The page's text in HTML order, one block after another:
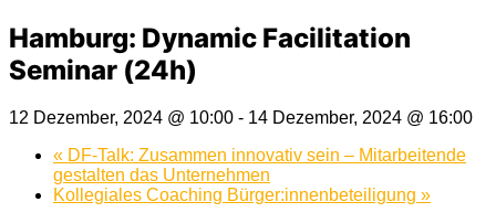
Hamburg: Dynamic Facilitation
Seminar (24h)
12 Dezember, 2024 @ 10:00 - 14 Dezember, 2024 @ 16:00
« DF-Talk: Zusammen innovativ sein – Mitarbeitende
gestalten das Unternehmen
Kollegiales Coaching Bürger:innenbeteiligung »